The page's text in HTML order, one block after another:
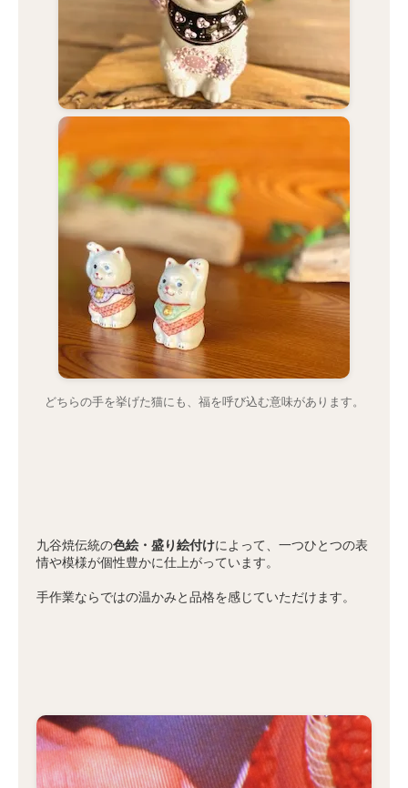
どちらの手を挙げた猫にも、福を呼び込む意味があります。
九谷焼伝統の色絵・盛り絵付けによって、一つひとつの表
情や模様が個性豊かに仕上がっています。
手作業ならではの温かみと品格を感じていただけます。